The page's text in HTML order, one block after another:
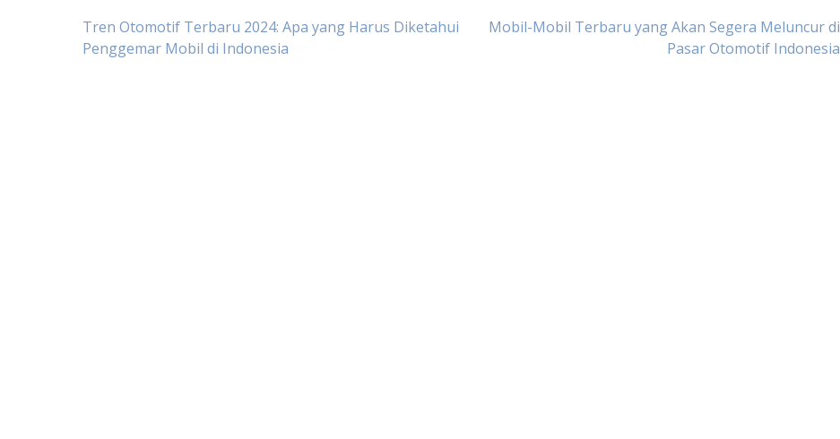
Post
Tren Otomotif Terbaru 2024: Apa yang Harus Diketahui
Penggemar Mobil di Indonesia
Mobil-Mobil Terbaru yang Akan Segera Meluncur di
Pasar Otomotif Indonesia